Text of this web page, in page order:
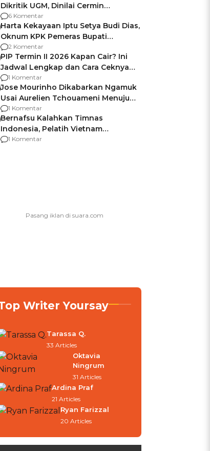
Dikritik UGM, Dinilai Cermin
Gagalnya Negara Jamin Keamanan
6 Komentar
Harta Kekayaan Iptu Setya Budi Dias,
Oknum KPK Pemeras Bupati
Pemalang
2 Komentar
PIP Termin II 2026 Kapan Cair? Ini
Jadwal Lengkap dan Cara Ceknya
agar Dana Tidak Hangus!
1 Komentar
Jose Mourinho Dikabarkan Ngamuk
Usai Aurelien Tchouameni Menuju
Manchester United
1 Komentar
Bernafsu Kalahkan Timnas
Indonesia, Pelatih Vietnam
Berencana Pakai Jimat di Pakansari
1 Komentar
Writer Yoursay
Tarassa Q.
33 Articles
Oktavia
Ningrum
31 Articles
Ardina Praf
21 Articles
Ryan Farizzal
20 Articles